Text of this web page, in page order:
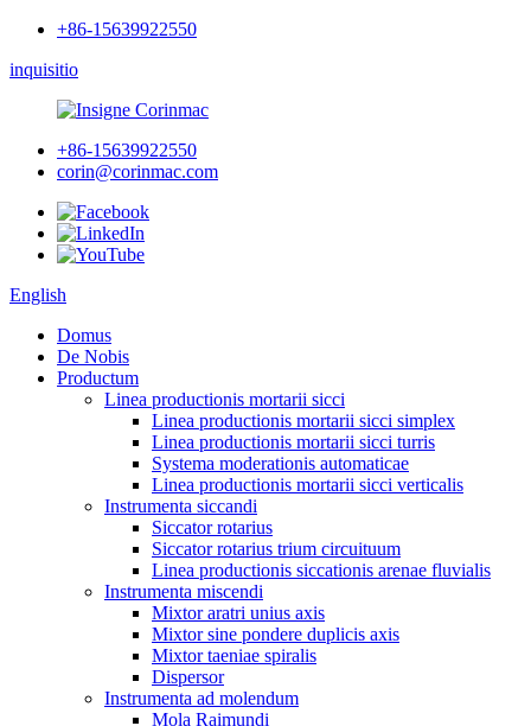
+86-15639922550
inquisitio
+86-15639922550
corin@corinmac.com
English
Domus
De Nobis
Productum
Linea productionis mortarii sicci
Linea productionis mortarii sicci simplex
Linea productionis mortarii sicci turris
Systema moderationis automaticae
Linea productionis mortarii sicci verticalis
Instrumenta siccandi
Siccator rotarius
Siccator rotarius trium circuituum
Linea productionis siccationis arenae fluvialis
Instrumenta miscendi
Mixtor aratri unius axis
Mixtor sine pondere duplicis axis
Mixtor taeniae spiralis
Dispersor
Instrumenta ad molendum
Mola Raimundi